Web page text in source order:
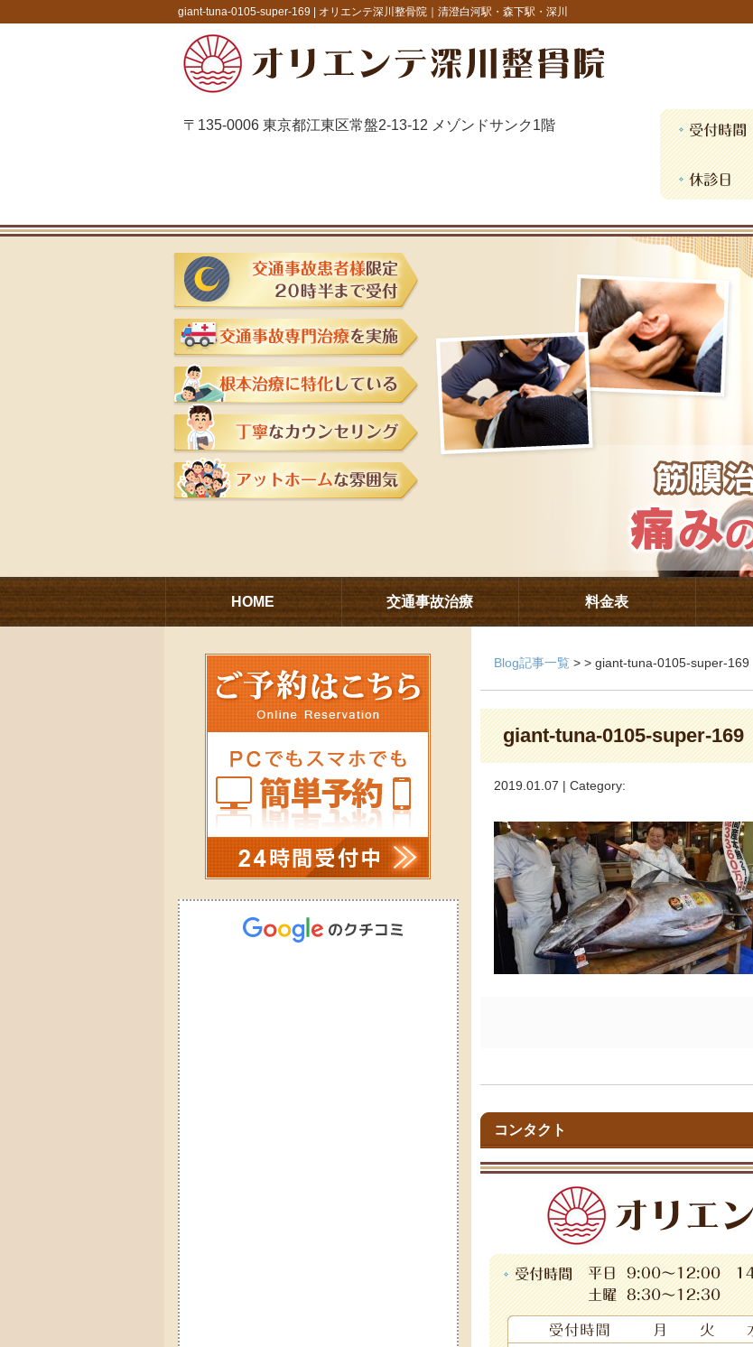
giant-tuna-0105-super-169 | オリエンテ深川整骨院｜清澄白河駅・森下駅・深川
〒135-0006 東京都江東区常盤2-13-12 メゾンドサンク1階
HOME 交通事故治療 料金表
Blog記事一覧 > > giant-tuna-0105-super-169
giant-tuna-0105-super-169
2019.01.07 | Category:
コンタクト